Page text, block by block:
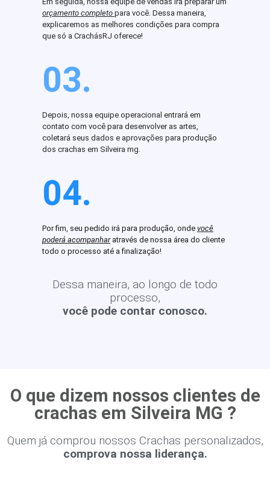
orçamento completo para você. Dessa maneira,
explicaremos as melhores condições para compra
que só a CrachásRJ oferece!
03.
Depois, nossa equipe operacional entrará em
contato com você para desenvolver as artes,
coletará seus dados e aprovações para produção
dos crachas em Silveira mg.
04.
Por fim, seu pedido irá para produção, onde você
poderá acompanharatravés de nossa área do cliente
todo o processo até a finalização!
Dessa maneira, ao longo de todo
processo,
você pode contar conosco.
O que dizem nossos clientes de
crachas em Silveira MG ?
Quem já comprou nossos Crachas personalizados,
comprova nossa liderança.